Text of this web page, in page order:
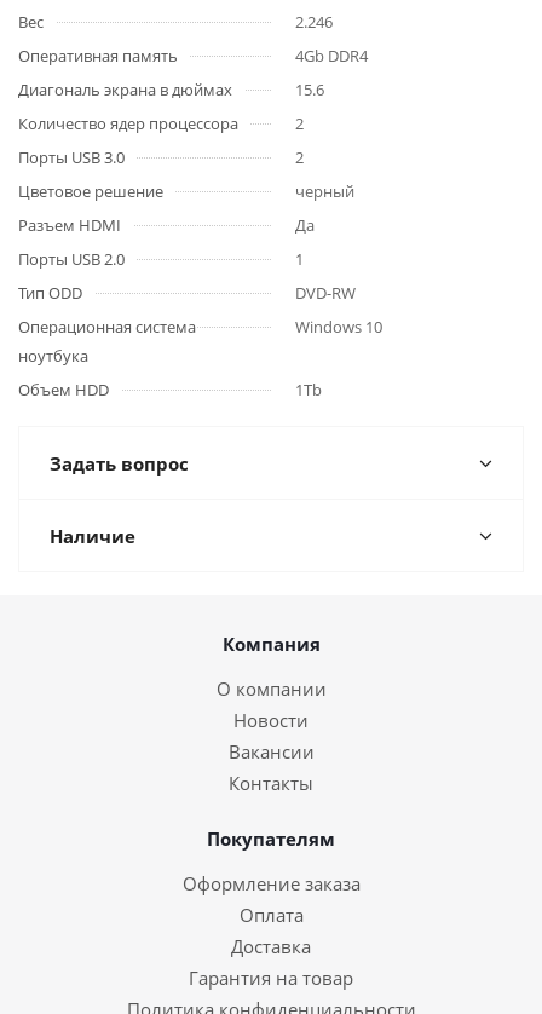
Вес
2.246
Оперативная память
4Gb DDR4
Диагональ экрана в дюймах
15.6
Количество ядер процессора
2
Порты USB 3.0
2
Цветовое решение
черный
Разъем HDMI
Да
Порты USB 2.0
1
Тип ODD
DVD-RW
Операционная система
ноутбука
Windows 10
Объем HDD 1Tb
Задать вопрос
Наличие
Компания
О компании
Новости
Вакансии
Контакты
Покупателям
Оформление заказа
Оплата
Доставка
Гарантия на товар
Политика конфиденциальности